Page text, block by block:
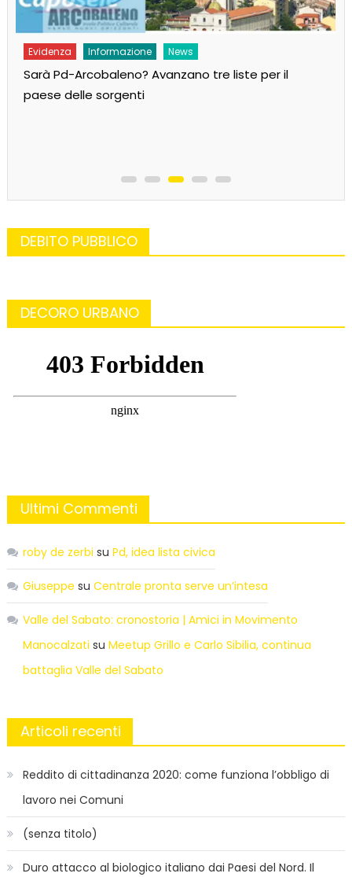
Evidenza Informazione News
Sarà Pd-Arcobaleno? Avanzano tre liste per il
paese delle sorgenti
DEBITO PUBBLICO
DECORO URBANO
Ultimi Commenti
roby de zerbi su Pd, idea lista civica
Giuseppe su Centrale pronta serve un’intesa
Valle del Sabato: cronostoria | Amici in Movimento
Manocalzati su Meetup Grillo e Carlo Sibilia, continua
battaglia Valle del Sabato
Articoli recenti
Reddito di cittadinanza 2020: come funziona l’obbligo di
lavoro nei Comuni
(senza titolo)
Duro attacco al biologico italiano dai Paesi del Nord. Il